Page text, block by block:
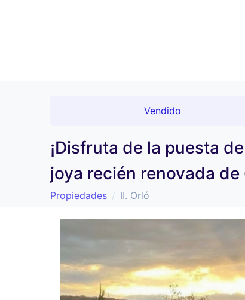
Vendido
¡Disfruta de la puesta
joya recién renovada
Propiedades
II. Orló